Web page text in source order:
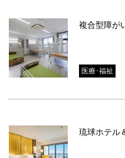
複合型障が
医療･福祉
琉球ホテル